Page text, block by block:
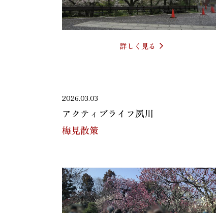
詳しく見る
2026.03.03
アクティブライフ夙川
梅見散策